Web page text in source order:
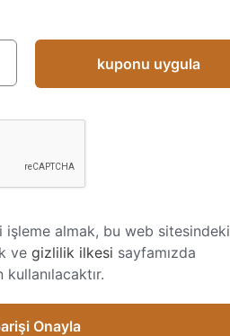
kuponu uygula
almak, bu web sitesindeki
ve gizlilik ilkesi sayfamızda
Onayla